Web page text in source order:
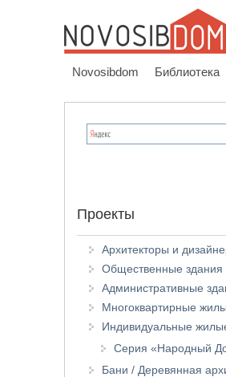
Novosibdom Библиотека
Проекты
Архитекторы и
Общественные здания
Административные
Многоквартирные
Индивидуальные
Серия «Народный
Бани / Деревянная